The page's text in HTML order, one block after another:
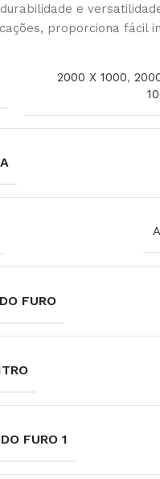
e
proporciona fácil
2000 X 1000,
FURO
FURO 1